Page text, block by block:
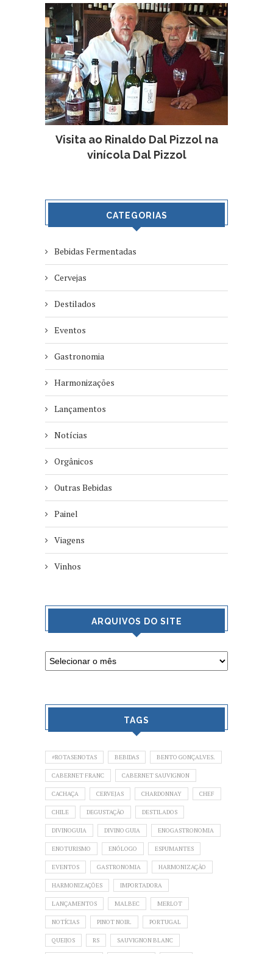
Visita ao Rinaldo Dal Pizzol na
vinícola Dal Pizzol
CATEGORIAS
Bebidas Fermentadas
Cervejas
Destilados
Eventos
Gastronomia
Harmonizações
Lançamentos
Notícias
Orgânicos
Outras Bebidas
Painel
Viagens
Vinhos
ARQUIVOS DO SITE
TAGS
#ROTASENOTAS BEBIDAS BENTO GONÇALVES.
CABERNET FRANC CABERNET SAUVIGNON
CACHAÇA CERVEJAS CHARDONNAY CHEF
CHILE DEGUSTAÇÃO DESTILADOS
DIVINOGUIA DIVINO GUIA ENOGASTRONOMIA
ENOTURISMO ENÓLOGO ESPUMANTES
EVENTOS GASTRONOMIA HARMONIZAÇÃO
HARMONIZAÇÕES IMPORTADORA
LANÇAMENTOS MALBEC MERLOT
NOTÍCIAS PINOT NOIR. PORTUGAL
QUEIJOS RS SAUVIGNON BLANC